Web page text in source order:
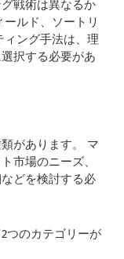
戦術は異なるか
ルド、ソートリ
ィング手法は、理
択する必要があ
があります。 マ
市場のニーズ、
どを検討する必
つのカテゴリーが